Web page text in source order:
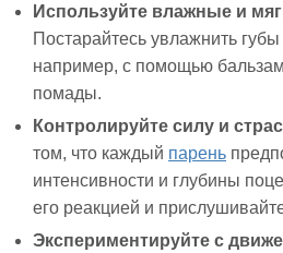
Используйте влажные и
Постарайтесь увлажнить
например, с помощью
помады.
Контролируйте силу и
том, что каждый парень
интенсивности и глубины
его реакцией и
Экспериментируйте с